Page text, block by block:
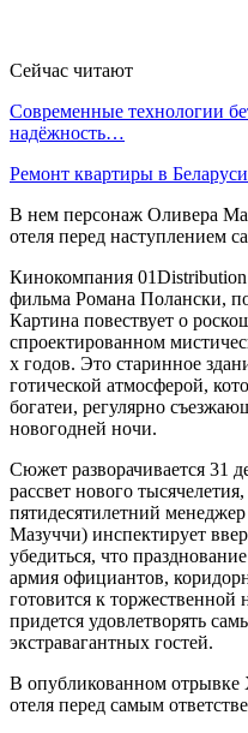
Сейчас читают
Современные технологии
надёжность…
Ремонт квартиры в
В нем персонаж Оливера
отеля перед наступлением
Кинокомпания
фильма Романа Полански,
Картина повествует о
спроектированном
х годов. Это старинное
готической атмосферой,
богатеи, регулярно
новогодней ночи.
Сюжет разворачивается 31
рассвет нового
пятидесятилетний
Мазуччи) инспектирует
убедиться, что
армия официантов,
готовится к
придется удовлетворять
экстравагантных гостей.
В опубликованном отрывке
отеля перед самым